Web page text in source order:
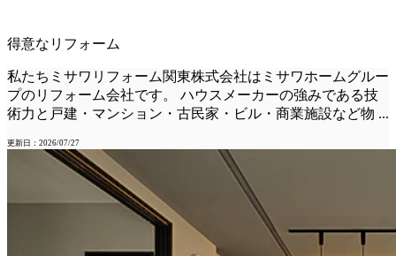
得意なリフォーム
私たちミサワリフォーム関東株式会社はミサワホームグルー
プのリフォーム会社です。 ハウスメーカーの強みである技
術力と戸建・マンション・古民家・ビル・商業施設など物 ...
更新日：2026/07/27